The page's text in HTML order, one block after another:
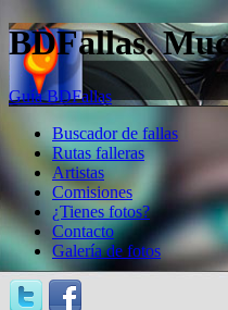
BDFallas.
Guía BDFallas
Buscador de fallas
Rutas falleras
Artistas
Comisiones
¿Tienes fotos?
Contacto
Galería de fotos